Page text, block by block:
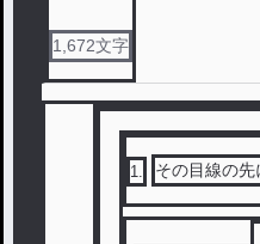
1,672文字
1 その目線の